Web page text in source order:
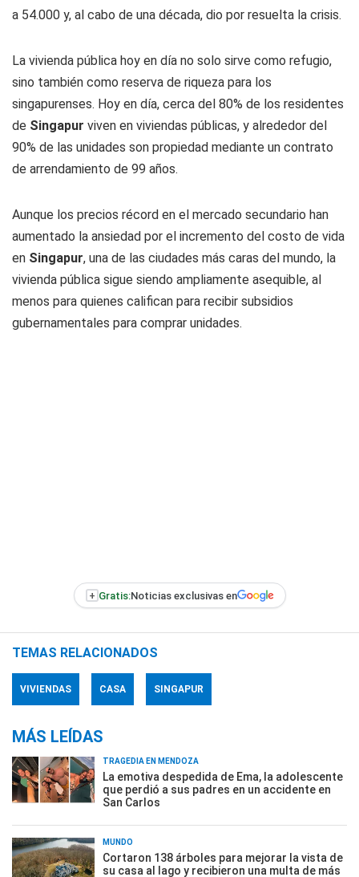
a 54.000 y, al cabo de una década, dio por resuelta la crisis.
La vivienda pública hoy en día no solo sirve como refugio,
sino también como reserva de riqueza para los
singapurenses. Hoy en día, cerca del 80% de los residentes
de Singapur viven en viviendas públicas, y alrededor del
90% de las unidades son propiedad mediante un contrato
de arrendamiento de 99 años.
Aunque los precios récord en el mercado secundario han
aumentado la ansiedad por el incremento del costo de vida
en Singapur, una de las ciudades más caras del mundo, la
vivienda pública sigue siendo ampliamente asequible, al
menos para quienes califican para recibir subsidios
gubernamentales para comprar unidades.
+ Gratis:Noticias exclusivas en
TEMAS RELACIONADOS
VIVIENDAS CASA SINGAPUR
MÁS LEÍDAS
TRAGEDIA EN MENDOZA
La emotiva despedida de Ema, la adolescente
que perdió a sus padres en un accidente en
San Carlos
MUNDO
Cortaron 138 árboles para mejorar la vista de
su casa al lago y recibieron una multa de más